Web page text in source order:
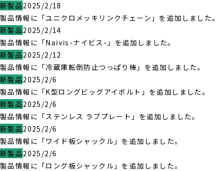
新製品2025/2/18
製品情報に「ユニクロメッキリンクチェーン」を追加しました。
新製品2025/2/14
製品情報に「Naivis-ナイビス-」を追加しました。
新製品2025/2/12
製品情報に「冷蔵庫転倒防止つっぱり棒」を追加しました。
新製品2025/2/6
製品情報に「K型ロングビッグアイボルト」を追加しました。
新製品2025/2/6
製品情報に「ステンレス ラブプレート」を追加しました。
新製品2025/2/6
製品情報に「ワイド板シャックル」を追加しました。
新製品2025/2/6
製品情報に「ロング板シャックル」を追加しました。